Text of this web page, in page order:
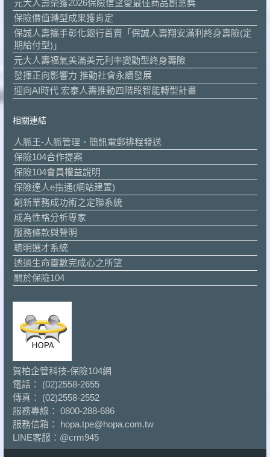
元大人壽榮獲2026保險信望愛最佳商品創意獎
保險價值轉型成果獲肯定
保誠人壽攜手彰化銀行首賣「保誠人壽翔安滿利終身壽險(定
期給付型)」
元大人壽福氣美滿美元利率變動型終身壽險
發揮正向影響力 推動社會永續發展
迎向AI時代 宏泰人壽推動四階段智能轉型計畫
相關連結
人脈王-人脈管理、簡訊電郵排程發送
保險104合作提案
保險104會員權益說明
保險達人e指通(網站建置)
創新業務成功術之定聯系統
成為性格分析專家
服務條款與聲明
聰明選才系統
透過生命靈數完成心之所望
關於保險104
賀柏企管科技-保險104網
電話： (02)2558-2655
傳真： (02)2558-2552
服務專線： 0800-288-686
服務信箱： hopa.tpe@hopa.com.tw
LINE客服： @crm945